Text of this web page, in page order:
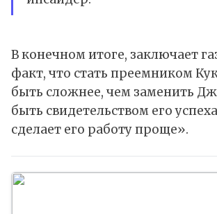
В конечном итоге, заключает
факт, что стать преемником
быть сложнее, чем заменить
быть свидетельством его
сделает его работу проще».